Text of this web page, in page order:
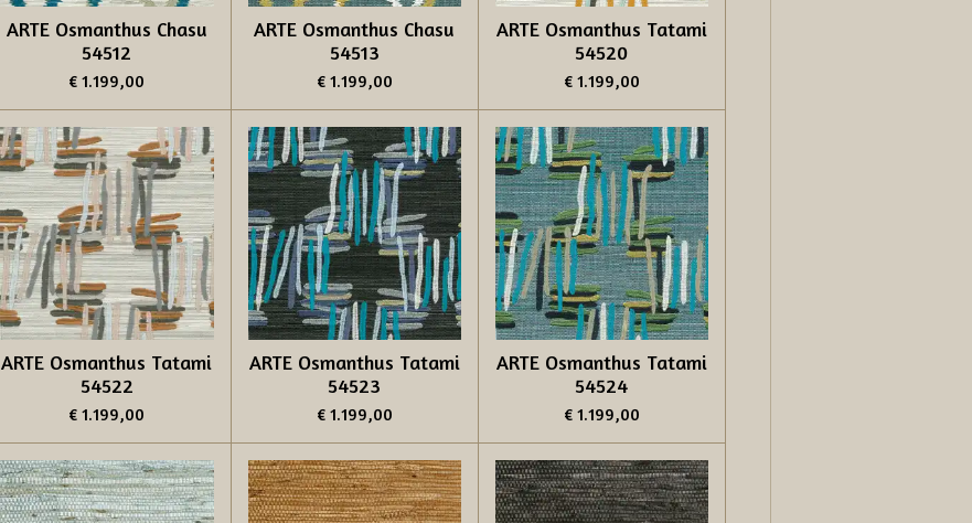
ARTE Osmanthus Chasu
54512
€ 1.199,00
ARTE Osmanthus Chasu
54513
€ 1.199,00
ARTE Osmanthus Tatami
54520
€ 1.199,00
ARTE Osmanthus Tatami
54522
€ 1.199,00
ARTE Osmanthus Tatami
54523
€ 1.199,00
ARTE Osmanthus Tatami
54524
€ 1.199,00